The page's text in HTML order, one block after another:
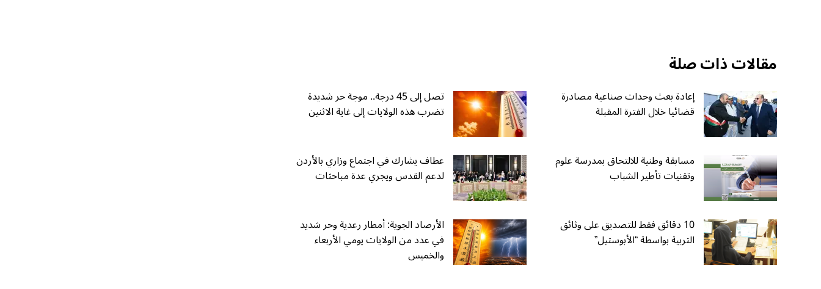
مقالات ذات صلة
إعادة بعث وحدات صناعية مصادرة
قضائيا خلال الفترة المقبلة
تصل إلى 45 درجة.. موجة حر شديدة
تضرب هذه الولايات إلى غاية الاثنين
مسابقة وطنية للالتحاق بمدرسة علوم
وتقنيات تأطير الشباب
عطاف يشارك في اجتماع وزاري بالأردن
لدعم القدس ويجري عدة مباحثات
10 دقائق فقط للتصديق على وثائق
التربية بواسطة “الأبوستيل”
الأرصاد الجوية: أمطار رعدية وحر شديد
في عدد من الولايات يومي الأربعاء
والخميس